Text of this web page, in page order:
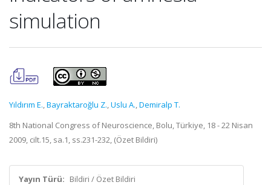
simulation
Yıldırım E.,Bayraktaroğlu Z.,Uslu A.,Demiralp T.
8th National Congress of Neuroscience, Bolu, Türkiye, 18 - 22 Nisan
2009, cilt.15, sa.1, ss.231-232, (Özet Bildiri)
Yayın Türü: Bildiri / Özet Bildiri